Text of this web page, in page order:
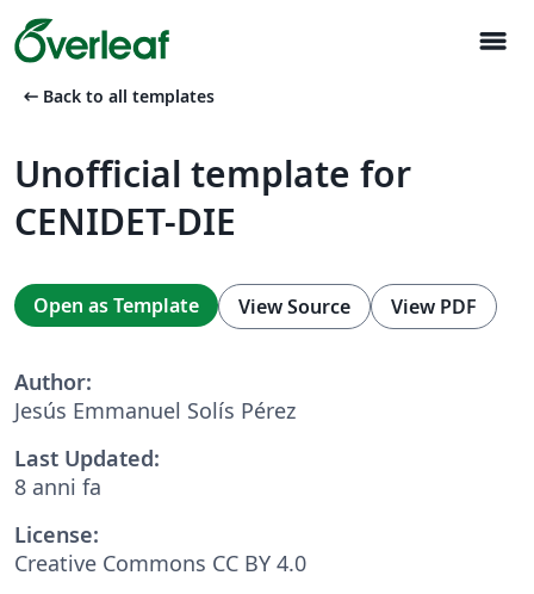
menu
arrow_left_alt Back to all templates
Unofficial template for
CENIDET-DIE
Open as Template View Source View PDF
Author:
Jesús Emmanuel Solís Pérez
Last Updated:
8 anni fa
License:
Creative Commons CC BY 4.0